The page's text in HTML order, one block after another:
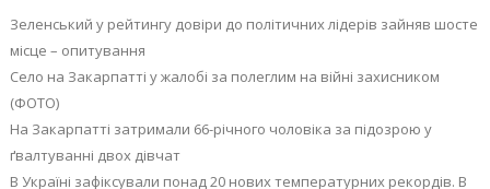
Зеленський у рейтингу довіри до політичних лідерів зайняв шосте
місце – опитування
Село на Закарпатті у жалобі за полеглим на війні захисником
(ФОТО)
На Закарпатті затримали 66-річного чоловіка за підозрою у
ґвалтуванні двох дівчат
В Україні зафіксували понад 20 нових температурних рекордів. В